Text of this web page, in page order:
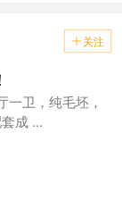
 关注
一卫，纯毛坯，
成 ...